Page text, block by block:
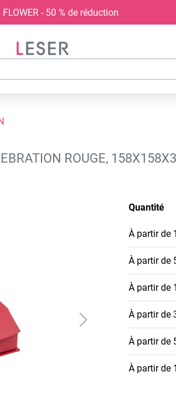
- 50 % de réduction
ROUGE,
Quantité
À partir de
À partir de
À partir de
À partir de
À partir de
À partir de